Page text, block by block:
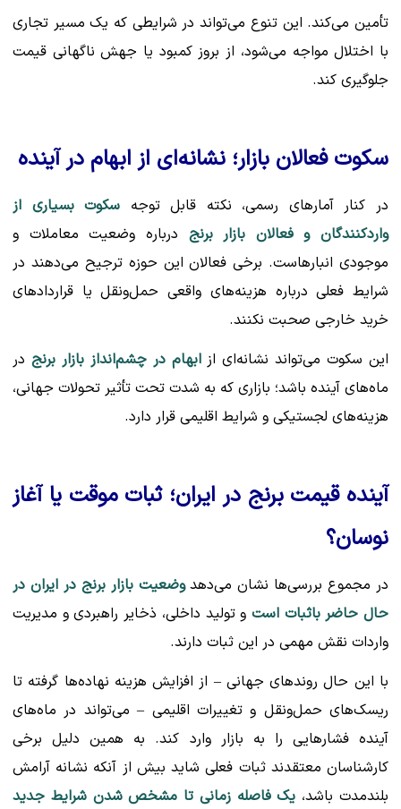
تأمین می‌کند. این تنوع می‌تواند در شرایطی که یک مسیر تجاری
با اختلال مواجه می‌شود، از بروز کمبود یا جهش ناگهانی قیمت
جلوگیری کند.
سکوت فعالان بازار؛ نشانه‌ای از ابهام در آینده
در کنار آمارهای رسمی، نکته قابل توجه سکوت بسیاری از
واردکنندگان و فعالان بازار برنج درباره وضعیت معاملات و
موجودی انبارهاست. برخی فعالان این حوزه ترجیح می‌دهند در
شرایط فعلی درباره هزینه‌های واقعی حمل‌ونقل یا قراردادهای
خرید خارجی صحبت نکنند.
این سکوت می‌تواند نشانه‌ای ازابهام در چشم‌انداز بازار برنج در
ماه‌های آینده باشد؛ بازاری که به شدت تحت تأثیر تحولات جهانی،
هزینه‌های لجستیکی و شرایط اقلیمی قرار دارد.
آینده قیمت برنج در ایران؛ ثبات موقت یا آغاز
نوسان؟
در مجموع بررسی‌ها نشان می‌دهدوضعیت بازار برنج در ایران در
حال حاضر باثبات است و تولید داخلی، ذخایر راهبردی و مدیریت
واردات نقش مهمی در این ثبات دارند.
با این حال روندهای جهانی – از افزایش هزینه نهاده‌ها گرفته تا
ریسک‌های حمل‌ونقل و تغییرات اقلیمی – می‌تواند در ماه‌های
آینده فشارهایی را به بازار وارد کند. به همین دلیل برخی
کارشناسان معتقدند ثبات فعلی شاید بیش از آنکه نشانه آرامش
بلندمدت باشد، یک فاصله زمانی تا مشخص شدن شرایط جدید